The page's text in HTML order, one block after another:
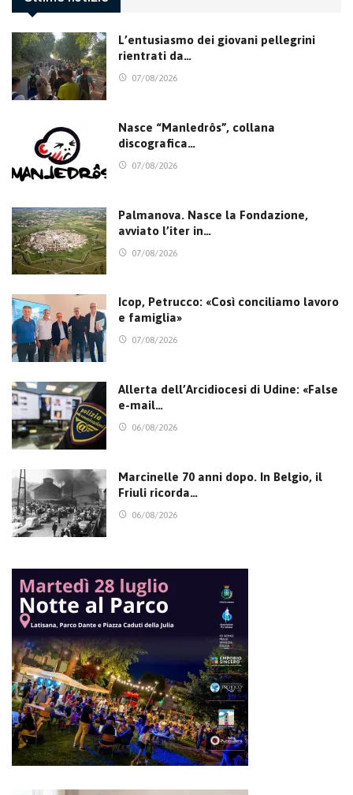
L’entusiasmo dei giovani pellegrini
rientrati da…
07/08/2026
Nasce “Manledrôs”, collana
discografica…
07/08/2026
Palmanova. Nasce la Fondazione,
avviato l’iter in…
07/08/2026
Icop, Petrucco: «Così conciliamo lavoro
e famiglia»
07/08/2026
Allerta dell’Arcidiocesi di Udine: «False
e-mail…
06/08/2026
Marcinelle 70 anni dopo. In Belgio, il
Friuli ricorda…
06/08/2026